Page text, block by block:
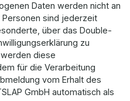
Daten werden nicht an
sind jederzeit
über das Double-
zu
diese
für die Verarbeitung
vom Erhalt des
GmbH automatisch als